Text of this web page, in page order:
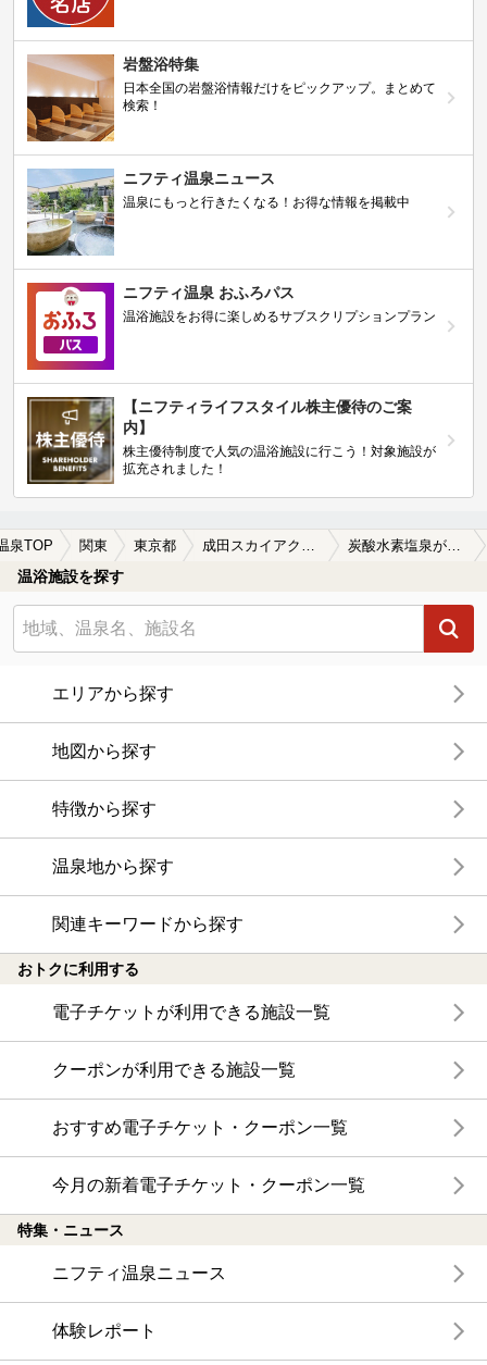
岩盤浴特集
日本全国の岩盤浴情報だけをピックアップ。まとめて
検索！
ニフティ温泉ニュース
温泉にもっと行きたくなる！お得な情報を掲載中
ニフティ温泉 おふろパス
温浴施設をお得に楽しめるサブスクリプションプラン
【ニフティライフスタイル株主優待のご案
内】
株主優待制度で人気の温浴施設に行こう！対象施設が
拡充されました！
泉TOP 関東 東京都
温浴施設を探す
エリアから探す
地図から探す
特徴から探す
温泉地から探す
関連キーワードから探す
おトクに利用する
電子チケットが利用できる施設一覧
クーポンが利用できる施設一覧
おすすめ電子チケット・クーポン一覧
今月の新着電子チケット・クーポン一覧
特集・ニュース
ニフティ温泉ニュース
体験レポート